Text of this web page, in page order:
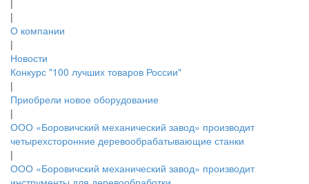
|
О компании
|
Новости
Конкурс "100 лучших товаров России"
|
Приобрели новое оборудование
|
ООО «Боровичский механический завод» производит
четырехсторонние деревообрабатывающие станки
|
ООО «Боровичский механический завод» производит